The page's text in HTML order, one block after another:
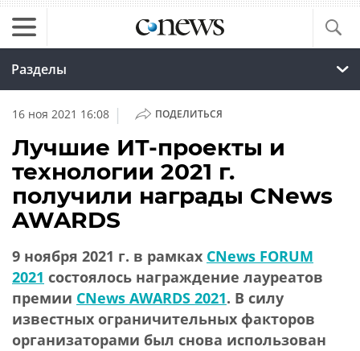
Разделы
16 ноя 2021 16:08 | ПОДЕЛИТЬСЯ
Лучшие ИТ-проекты и
технологии 2021 г.
получили награды CNews
AWARDS
9 ноября 2021 г. в рамках CNews FORUM
2021 состоялось награждение лауреатов
премии CNews AWARDS 2021. В силу
известных ограничительных факторов
организаторами был снова использован